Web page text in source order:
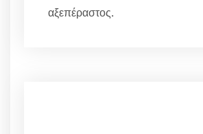
αξεπέραστος.